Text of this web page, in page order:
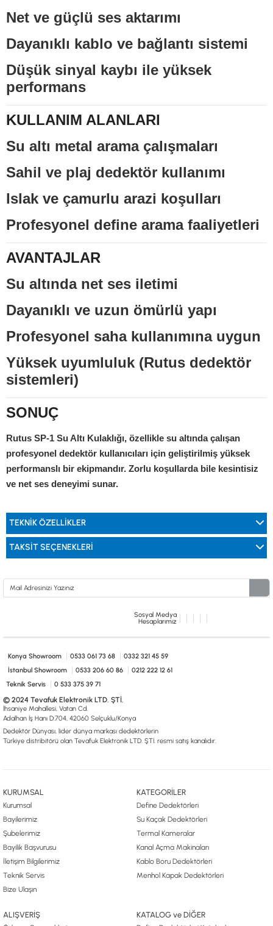
Net ve güçlü ses aktarımı
Dayanıklı kablo ve bağlantı sistemi
Düşük sinyal kaybı ile yüksek
performans
KULLANIM ALANLARI
Su altı metal arama çalışmaları
Sahil ve plaj dedektör kullanımı
Islak ve çamurlu arazi koşulları
Profesyonel define arama faaliyetleri
AVANTAJLAR
Su altında net ses iletimi
Dayanıklı ve uzun ömürlü yapı
Profesyonel saha kullanımına uygun
Yüksek uyumluluk (Rutus dedektör
sistemleri)
SONUÇ
Rutus SP-1 Su Altı Kulaklığı, özellikle su altında çalışan
profesyonel dedektör kullanıcıları için geliştirilmiş yüksek
performanslı bir ekipmandır. Zorlu koşullarda bile kesintisiz
ve net ses deneyimi sunar.
TEKNİK ÖZELLİKLER
TAKSIT SEÇENEKLERI
Sosyal Medya
Hesaplarımız
Konya Showroom 0533 061 73 68
0332 321 45 59
İstanbul Showroom
0533 206 60 86
0212 222 12 61
Teknik Servis
0 533 375 39 71
© 2024 Tevafuk Elektronik LTD. ŞTİ.
İhsaniye Mahallesi, Vatan Cd.
Adalhan İş Hanı D:704, 42060 Selçuklu/Konya
Dedektör Dünyası, lider dünya markası dedektörlerin
Türkiye distribitörü olan Tevafuk Elektronik LTD. ŞTİ. resmi satış kanalıdır.
KURUMSAL
Kurumsal
Bayilerimiz
Şubelerimiz
Bayilik Başvurusu
İletişim Bilgilerimiz
Teknik Servis
Bize Ulaşın
KATEGORİLER
Define Dedektörleri
Su Kaçak Dedektörleri
Termal Kameralar
Kanal Açma Makinaları
Kablo Boru Dedektörleri
Menhol Kapak Dedektörleri
ALIŞVERİŞ KATALOG ve DİĞER